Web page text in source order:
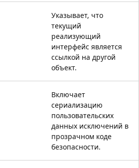
Указывает, что
текущий
реализующий
интерфейс является
ссылкой на другой
объект.
Включает
сериализацию
пользовательских
данных исключений в
прозрачном коде
безопасности.